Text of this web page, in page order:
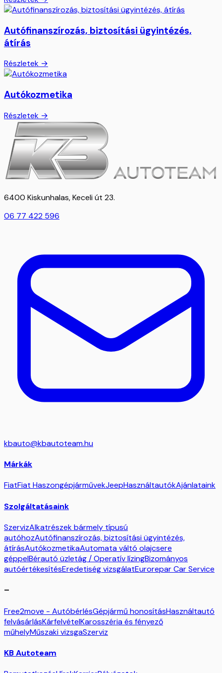
Autófinanszírozás, biztosítási ügyintézés,
átírás
Részletek →
Autókozmetika
Részletek →
6400 Kiskunhalas, Keceli út 23.
06 77 422 596
kbauto@kbautoteam.hu
Márkák
FiatFiat HaszongépjárművekJeepHasználtautókAjánlataink
Szolgáltatásaink
SzervizAlkatrészek bármely típusú
autóhozAutófinanszírozás, biztosítási ügyintézés,
átírásAutókozmetikaAutomata váltó olajcsere
géppelBérautó üzletág / Operatív lízingBizományos
autóértékesítésEredetiség vizsgálatEurorepar Car Service
–
Free2move - AutóbérlésGépjármű honosításHasználtautó
felvásárlásKárfelvételKarosszéria és fényező
műhelyMűszaki vizsgaSzerviz
KB Autoteam